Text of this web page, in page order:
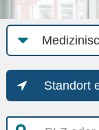
Job-
Kategorie
Standort
PLZ